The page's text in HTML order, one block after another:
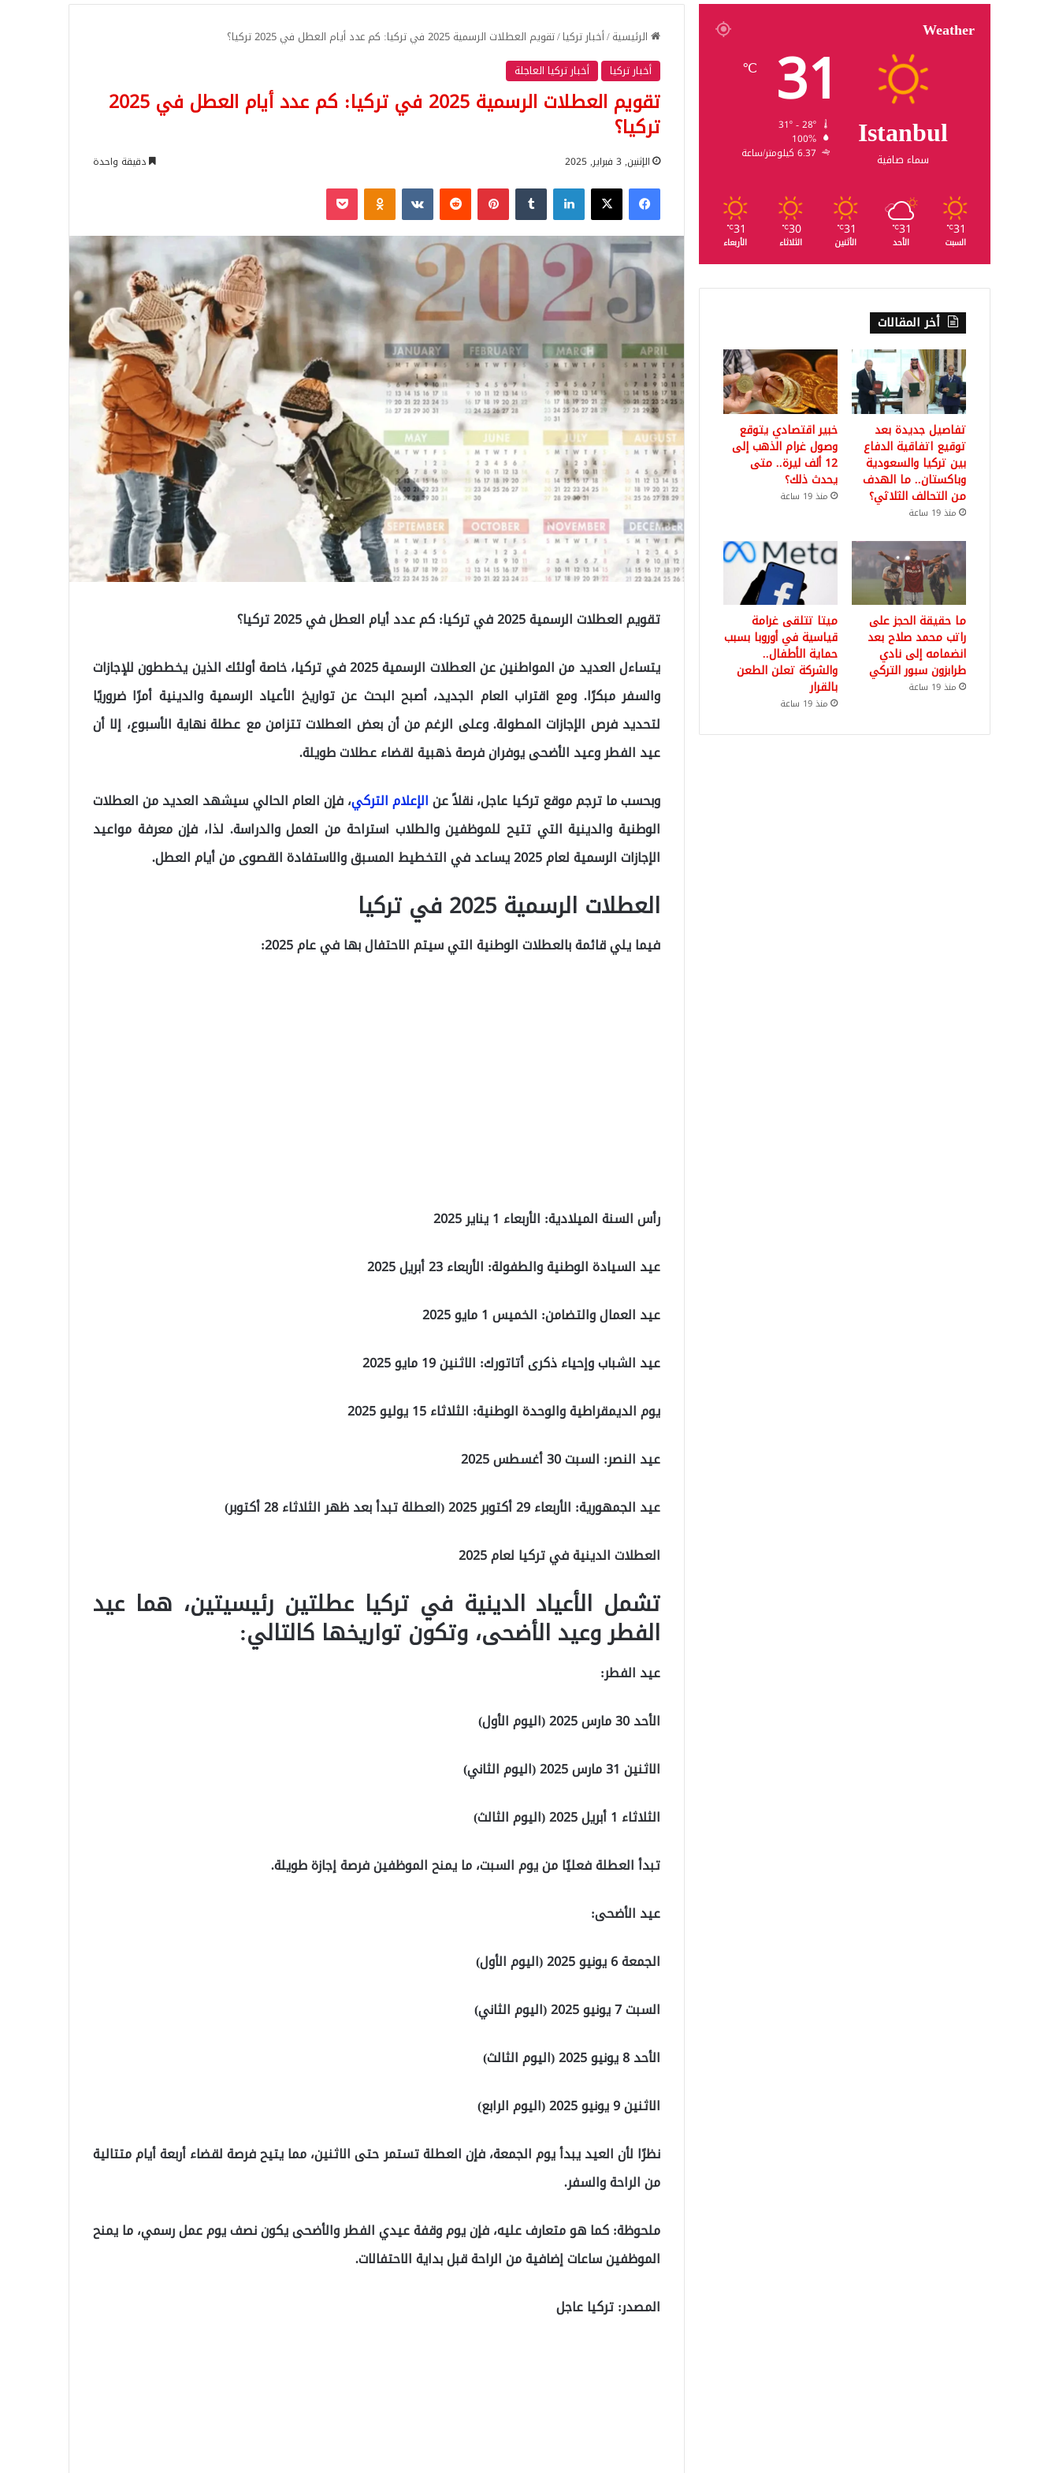
الرئيسية/أخبار تركيا/تقويم العطلات الرسمية 2025 في تركيا: كم عدد أيام العطل في 2025 تركيا؟
أخبار تركيا
أخبار تركيا العاجلة
تقويم العطلات الرسمية 2025 في تركيا: كم عدد أيام العطل في 2025
تركيا؟
الإثنين, 3 فبراير, 2025 دقيقة واحدة
فيسبوك‫X لينكدإن بينتيريست Odnoklassniki
‫Pocket
تقويم العطلات الرسمية 2025 في تركيا: كم عدد أيام العطل في 2025 تركيا؟
يتساءل العديد من المواطنين عن العطلات الرسمية 2025 في تركيا، خاصة أولئك الذين يخططون للإجازات
والسفر مبكرًا. ومع اقتراب العام الجديد، أصبح البحث عن تواريخ الأعياد الرسمية والدينية أمرًا ضروريًا
لتحديد فرص الإجازات المطولة. وعلى الرغم من أن بعض العطلات تتزامن مع عطلة نهاية الأسبوع، إلا أن
عيد الفطر وعيد الأضحى يوفران فرصة ذهبية لقضاء عطلات طويلة.
وبحسب ما ترجم موقع تركيا عاجل، نقلاً عنالإعلام التركي، فإن العام الحالي سيشهد العديد من العطلات
الوطنية والدينية التي تتيح للموظفين والطلاب استراحة من العمل والدراسة. لذا، فإن معرفة مواعيد
الإجازات الرسمية لعام 2025 يساعد في التخطيط المسبق والاستفادة القصوى من أيام العطل.
العطلات الرسمية 2025 في تركيا
فيما يلي قائمة بالعطلات الوطنية التي سيتم الاحتفال بها في عام 2025:
رأس السنة الميلادية: الأربعاء 1 يناير 2025
عيد السيادة الوطنية والطفولة: الأربعاء 23 أبريل 2025
عيد العمال والتضامن: الخميس 1 مايو 2025
عيد الشباب وإحياء ذكرى أتاتورك: الاثنين 19 مايو 2025
يوم الديمقراطية والوحدة الوطنية: الثلاثاء 15 يوليو 2025
عيد النصر: السبت 30 أغسطس 2025
عيد الجمهورية: الأربعاء 29 أكتوبر 2025 (العطلة تبدأ بعد ظهر الثلاثاء 28 أكتوبر)
العطلات الدينية في تركيا لعام 2025
تشمل الأعياد الدينية في تركيا عطلتين رئيسيتين، هما عيد
الفطر وعيد الأضحى، وتكون تواريخها كالتالي:
عيد الفطر:
الأحد 30 مارس 2025 (اليوم الأول)
الاثنين 31 مارس 2025 (اليوم الثاني)
الثلاثاء 1 أبريل 2025 (اليوم الثالث)
تبدأ العطلة فعليًا من يوم السبت، ما يمنح الموظفين فرصة إجازة طويلة.
عيد الأضحى:
الجمعة 6 يونيو 2025 (اليوم الأول)
السبت 7 يونيو 2025 (اليوم الثاني)
الأحد 8 يونيو 2025 (اليوم الثالث)
الاثنين 9 يونيو 2025 (اليوم الرابع)
نظرًا لأن العيد يبدأ يوم الجمعة، فإن العطلة تستمر حتى الاثنين، مما يتيح فرصة لقضاء أربعة أيام متتالية
من الراحة والسفر.
ملحوظة: كما هو متعارف عليه، فإن يوم وقفة عيدي الفطر والأضحى يكون نصف يوم عمل رسمي، ما يمنح
الموظفين ساعات إضافية من الراحة قبل بداية الاحتفالات.
المصدر: تركيا عاجل
Weather
Istanbul
سماء صافية
31
℃
100%
6.37 كيلومتر/ساعة
31
℃
السبت
31
℃
الأحد
31
℃
الأثنين
30
℃
الثلاثاء
31
℃
الأربعاء
أخر المقالات
تفاصيل جديدة بعد
توقيع اتفاقية الدفاع
بين تركيا والسعودية
وباكستان.. ما الهدف
من التحالف الثلاثي؟
منذ 19 ساعة
خبير اقتصادي يتوقع
وصول غرام الذهب إلى
12 ألف ليرة.. متى
يحدث ذلك؟
منذ 19 ساعة
ما حقيقة الحجز على
راتب محمد صلاح بعد
انضمامه إلى نادي
طرابزون سبور التركي
منذ 19 ساعة
ميتا تتلقى غرامة
قياسية في أوروبا بسبب
حماية الأطفال..
والشركة تعلن الطعن
بالقرار
منذ 19 ساعة